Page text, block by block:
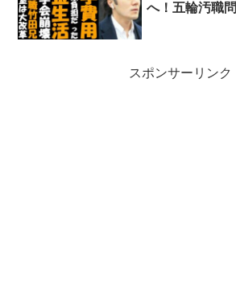
へ！五輪汚職
スポンサーリンク